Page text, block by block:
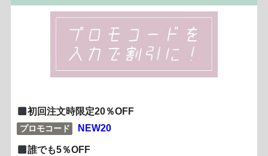
初回注文時限定20％OFF
プロモコード NEW20
誰でも5％OFF